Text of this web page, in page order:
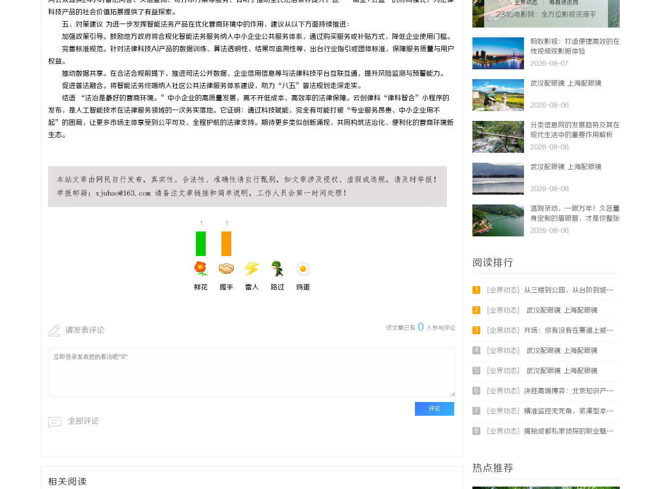
科技产品的社会价值拓展提供了有益探索。
五、对策建议 为进一步发挥智能法务产品在优化营商环境中的作用，建议从以下方面持续推进：
加强政策引导。鼓励地方政府将合规化智能法务服务纳入中小企业公共服务体系，通过购买服务或补贴方式，降低企业使用门槛。
完善标准规范。针对法律科技AI产品的数据训练、算法透明性、结果可追溯性等，出台行业指引或团体标准，保障服务质量与用户
权益。
推动数据共享。在合法合规前提下，推进司法公开数据、企业信用信息等与法律科技平台互联互通，提升风险监测与预警能力。
促进普法融合。将智能法务终端纳入社区公共法律服务体系建设，助力“八五”普法规划走深走实。
结语 “法治是最好的营商环境。”中小企业的高质量发展，离不开低成本、高效率的法律保障。云创律科“律科智合”小程序的
发布，是人工智能技术在法律服务领域的一次务实落地。它证明：通过科技赋能，完全有可能打破“专业服务昂贵、中小企业用不
起”的困局，让更多市场主体享受到公平可及、全程护航的法律支持。期待更多类似创新涌现，共同构筑法治化、便利化的营商环境新
生态。
1
鲜花
1
握手 雷人 路过 鸡蛋
该文章已有 0 人参与评论
请发表评论
评论
全部评论
相关阅读
业界动态 寿县资讯网
2345电影网：全方位影视资源平
蚂蚁影视：打造便捷高效的在
线视频观影新体验
2026-08-07
武汉配眼镜 上海配眼镜
2026-08-06
分类信息网的发展趋势及其在
现代生活中的重要作用解析
2026-08-06
武汉配眼镜 上海配眼镜
2026-08-06
温婉灵动，一眼万年！久匠量
身定制的眉眼唇，才是你整张
脸的点睛之笔！淡颜系女生的
2026-08-06
阅读排行
1 [业界动态] 从三楼到公园，从台阶到坡道，一部高续航电动轮椅如何改变生活
2 [业界动态] 武汉配眼镜 上海配眼镜
3 [业界动态] 开场：你有没有在赛道上被耳机“坑”过？
4 [业界动态] 武汉配眼镜 上海配眼镜
5 [业界动态] 武汉配眼镜 上海配眼镜
6 [业界动态] 决胜高端博弈：北京知识产权律师在疑难复杂案件中的破局之道
7 [业界动态] 精准监控无死角，紧凑型本安球机赋能安全管理
8 [业界动态] 揭秘成都私家侦探的职业魅力与现实挑战
热点推荐